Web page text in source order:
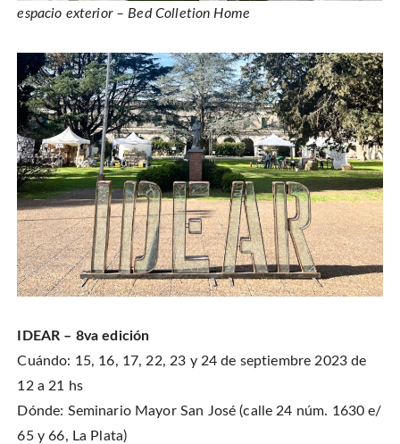
espacio exterior – Bed Colletion Home
IDEAR – 8va edición
Cuándo: 15, 16, 17, 22, 23 y 24 de septiembre 2023 de
12 a 21 hs
Dónde: Seminario Mayor San José (calle 24 núm. 1630 e/
65 y 66, La Plata)